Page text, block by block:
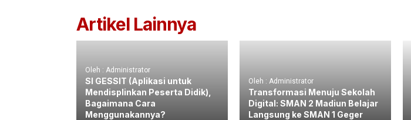
Artikel Lainnya
Oleh : Administrator
SI GESSIT (Aplikasi untuk
Mendisplinkan Peserta Didik),
Bagaimana Cara
Menggunakannya?
Oleh : Administrator
Transformasi Menuju Sekolah
Digital: SMAN 2 Madiun Belajar
Langsung ke SMAN 1 Geger